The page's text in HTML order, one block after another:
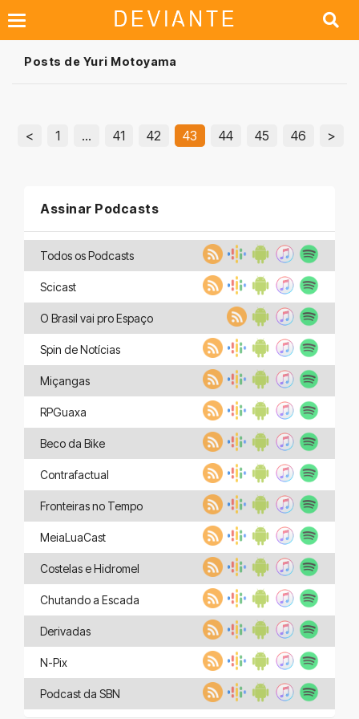
Posts de Yuri Motoyama
< 1 … 41 42 43 44 45 46 >
Assinar Podcasts
Todos os Podcasts
Scicast
O Brasil vai pro Espaço
Spin de Notícias
Miçangas
RPGuaxa
Beco da Bike
Contrafactual
Fronteiras no Tempo
MeiaLuaCast
Costelas e Hidromel
Chutando a Escada
Derivadas
N-Pix
Podcast da SBN